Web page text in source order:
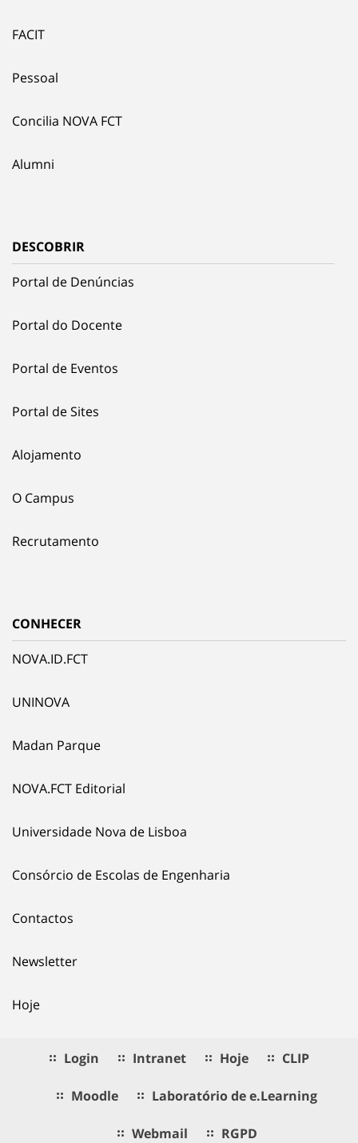
FACIT
Pessoal
Concilia NOVA FCT
Alumni
DESCOBRIR
Portal de Denúncias
Portal do Docente
Portal de Eventos
Portal de Sites
Alojamento
O Campus
Recrutamento
CONHECER
NOVA.ID.FCT
UNINOVA
Madan Parque
NOVA.FCT Editorial
Universidade Nova de Lisboa
Consórcio de Escolas de Engenharia
Contactos
Newsletter
Hoje
Login Intranet Hoje CLIP
Moodle Laboratório de e.Learning
Webmail RGPD